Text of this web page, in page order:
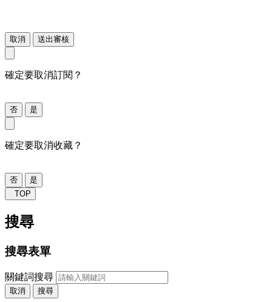
取消 送出審核
確定要取消訂閱？
否 是
確定要取消收藏？
否
是
TOP
搜尋
搜尋表單
關鍵詞搜尋
取消 搜尋